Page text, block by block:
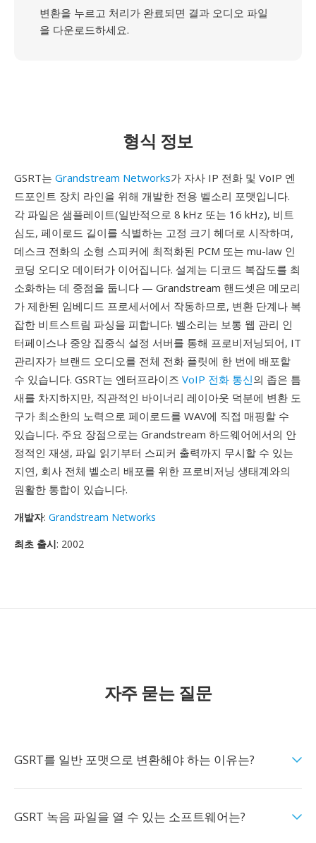
변환을 누르고 처리가 완료되면 결과 오디오 파일
을 다운로드하세요.
형식 정보
GSRT는 Grandstream Networks가 자사 IP 전화 및 VoIP 엔
드포인트 장치 라인을 위해 개발한 전용 벨소리 포맷입니다.
각 파일은 샘플레이트(일반적으로 8 kHz 또는 16 kHz), 비트
심도, 페이로드 길이를 식별하는 고정 크기 헤더로 시작하며,
데스크 전화의 소형 스피커에 최적화된 PCM 또는 mu-law 인
코딩 오디오 데이터가 이어집니다. 설계는 디코드 복잡도를 최
소화하는 데 중점을 둡니다 — Grandstream 핸드셋은 메모리
가 제한된 임베디드 프로세서에서 작동하므로, 변환 단계나 복
잡한 비트스트림 파싱을 피합니다. 벨소리는 보통 웹 관리 인
터페이스나 중앙 집중식 설정 서버를 통해 프로비저닝되어, IT
관리자가 브랜드 오디오를 전체 전화 플릿에 한 번에 배포할
수 있습니다. GSRT는 엔터프라이즈 VoIP 전화 통신의 좁은 틈
새를 차지하지만, 직관적인 바이너리 레이아웃 덕분에 변환 도
구가 최소한의 노력으로 페이로드를 WAV에 직접 매핑할 수
있습니다. 주요 장점으로는 Grandstream 하드웨어에서의 안
정적인 재생, 파일 읽기부터 스피커 출력까지 무시할 수 있는
지연, 회사 전체 벨소리 배포를 위한 프로비저닝 생태계와의
원활한 통합이 있습니다.
개발자: Grandstream Networks
최초 출시: 2002
자주 묻는 질문
GSRT를 일반 포맷으로 변환해야 하는 이유는?
GSRT 녹음 파일을 열 수 있는 소프트웨어는?